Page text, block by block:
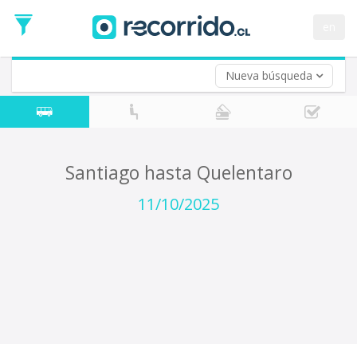
Nueva búsqueda
de
Ida
Vuelta (opcional)
Fecha
de
Santiago hasta Quelentaro
11/10/2025